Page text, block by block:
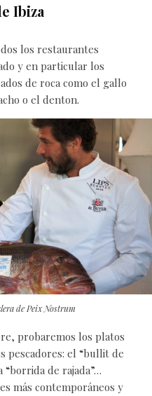
Ibiza
los restaurantes
y en particular los
de roca como el gallo
o el denton.
de Peix Nostrum
probaremos los platos
pescadores: el “bullit de
“borrida de rajada”…
más contemporáneos y